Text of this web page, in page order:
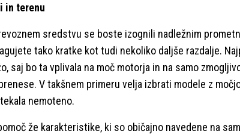
in terenu
sredstvu se boste izognili nadležnim
tako kratke kot tudi nekoliko daljše razdalje.
saj bo ta vplivala na moč motorja in na samo
V takšnem primeru velja izbrati modele z
nemoteno.
že karakteristike, ki so običajno navedene na